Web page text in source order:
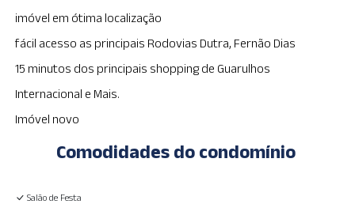
imóvel em ótima localização
fácil acesso as principais Rodovias Dutra, Fernão Dias
15 minutos dos principais shopping de Guarulhos
Internacional e Mais.
Imóvel novo
Comodidades do condomínio
Salão de Festa